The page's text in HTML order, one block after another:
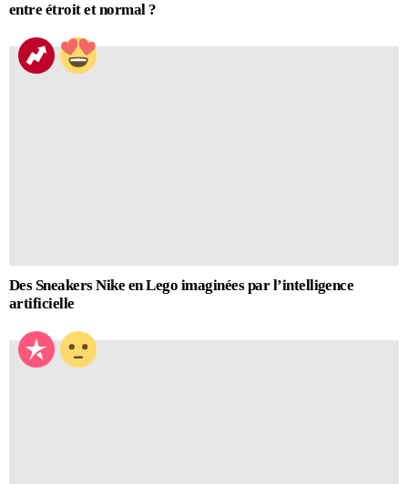
entre étroit et normal ?
Des Sneakers Nike en Lego imaginées par l’intelligence
artificielle